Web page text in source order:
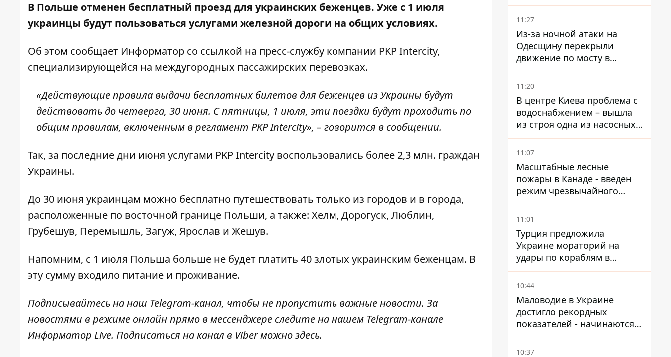
В Польше отменен бесплатный проезд для украинских беженцев. Уже с 1 июля
украинцы будут пользоваться услугами железной дороги на общих условиях.
Об этом сообщает Информатор со ссылкой на пресс-службу компании PKP Intercity,
специализирующейся на междугородных пассажирских перевозках.
«Действующие правила выдачи бесплатных билетов для беженцев из Украины будут
действовать до четверга, 30 июня. С пятницы, 1 июля, эти поездки будут проходить по
общим правилам, включенным в регламент PKP Intercity», – говорится в сообщении.
Так, за последние дни июня услугами PKP Intercity воспользовались более 2,3 млн. граждан
Украины.
До 30 июня украинцам можно бесплатно путешествовать только из городов и в города,
расположенные по восточной границе Польши, а также: Хелм, Дорогуск, Люблин,
Грубешув, Перемышль, Загуж, Ярослав и Жешув.
Напомним, с 1 июля Польша больше не будет платить 40 злотых украинским беженцам. В
эту сумму входило питание и проживание.
Подписывайтесь на наш Telegram-канал, чтобы не пропустить важные новости. За
новостями в режиме онлайн прямо в мессенджере следите на нашем Telegram-канале
Информатор Live. Подписаться на канал в Viber можноздесь.
11:27
Из-за ночной атаки на
Одесщину перекрыли
движение по мосту в
Маяках - подробности от
ГНСУ
11:20
В центре Киева проблема с
водоснабжением – вышла
из строя одна из насосных
станций
11:07
Масштабные лесные
пожары в Канаде - введен
режим чрезвычайного
положения, выехали более
20 тысяч человек
11:01
Турция предложила
Украине мораторий на
удары по кораблям в
Черном море
10:44
Маловодие в Украине
достигло рекордных
показателей - начинаются
ограничения
водоснабжения
10:37